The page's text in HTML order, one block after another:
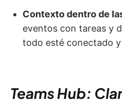
Contexto dentro de
eventos con tareas y
todo esté conectado
Teams Hub: